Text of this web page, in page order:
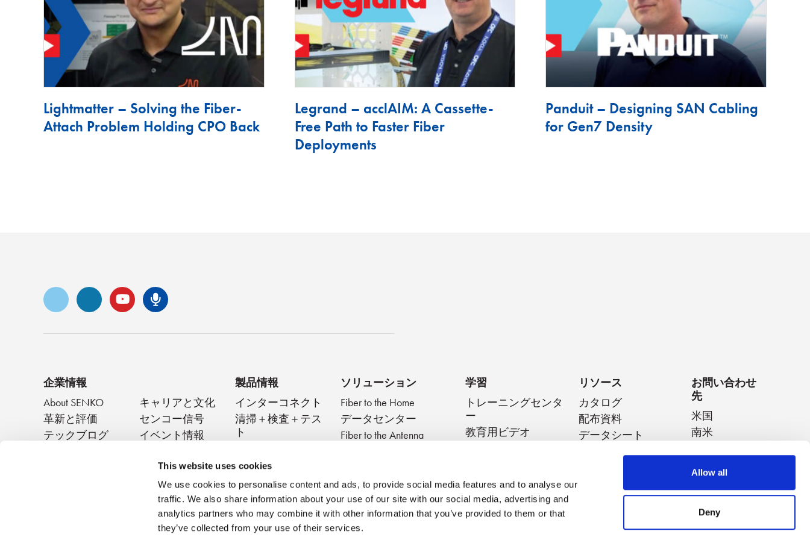
This website uses cookies
We use cookies to personalise content and ads, to provide social media features and to analyse our
traffic. We also share information about your use of our site with our social media, advertising and
analytics partners who may combine it with other information that you’ve provided to them or that
they’ve collected from your use of their services.
Allow all
Deny
Lightmatter – Solving the Fiber-
Attach Problem Holding CPO Back
Legrand – acclAIM: A Cassette-
Free Path to Faster Fiber
Deployments
Panduit – Designing SAN Cabling
for Gen7 Density
ビメオ LinkedInユーチューブ
センコ・ポッドキャスト
企業情報
About SENKO
キャリアと文化
革新と評価
センコー信号
テックブログ
イベント情報
製品情報
インターコネクト
清掃＋検査＋テス
ト
ソリューション
Fiber to the Home
データセンター
Fiber to the Antenna
学習
トレーニングセンタ
ー
教育用ビデオ
ブログ
ベストプラクティス
ウェビナー
リソース
カタログ
配布資料
データシート
お問い合わせ
先
米国
南米
中国
タイ
オーストラリ
ア